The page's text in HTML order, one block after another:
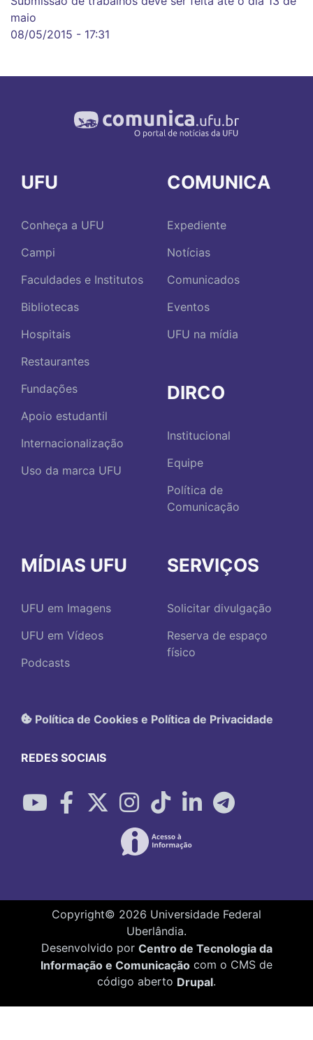
maio
08/05/2015 - 17:31
UFU
Conheça a UFU
Campi
Faculdades e Institutos
Bibliotecas
Hospitais
Restaurantes
Fundações
Apoio estudantil
Internacionalização
Uso da marca UFU
COMUNICA
Expediente
Notícias
Comunicados
Eventos
UFU na mídia
DIRCO
Institucional
Equipe
Política de
Comunicação
MÍDIAS UFU
UFU em Imagens
UFU em Vídeos
Podcasts
SERVIÇOS
Solicitar divulgação
Reserva de espaço
físico
Política de Cookies e Política de Privacidade
REDES SOCIAIS
Copyright© 2026 Universidade Federal
Uberlândia.
Desenvolvido por Centro de Tecnologia da
Informação e Comunicação com o CMS de
código aberto Drupal.